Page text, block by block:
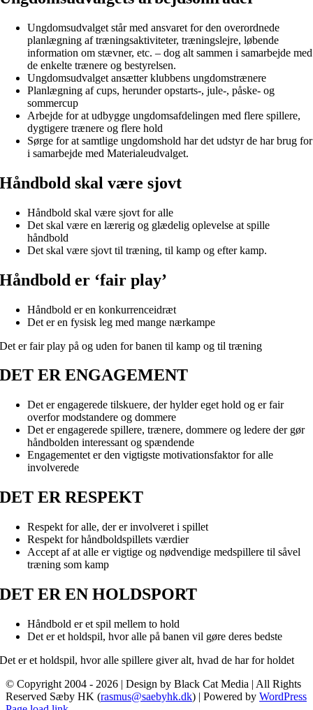
Ungdomsudvalget står med ansvaret for den overordnede
planlægning af træningsaktiviteter, træningslejre, løbende
information om stævner, etc. – dog alt sammen i samarbejde med
de enkelte trænere og bestyrelsen.
Ungdomsudvalget ansætter klubbens ungdomstrænere
Planlægning af cups, herunder opstarts-, jule-, påske- og
sommercup
Arbejde for at udbygge ungdomsafdelingen med flere spillere,
dygtigere trænere og flere hold
Sørge for at samtlige ungdomshold har det udstyr de har brug for
i samarbejde med Materialeudvalget.
Håndbold skal være sjovt
Håndbold skal være sjovt for alle
Det skal være en lærerig og glædelig oplevelse at spille
håndbold
Det skal være sjovt til træning, til kamp og efter kamp.
Håndbold er ‘fair play’
Håndbold er en konkurrenceidræt
Det er en fysisk leg med mange nærkampe
Det er fair play på og uden for banen til kamp og til træning
DET ER ENGAGEMENT
Det er engagerede tilskuere, der hylder eget hold og er fair
overfor modstandere og dommere
Det er engagerede spillere, trænere, dommere og ledere der gør
håndbolden interessant og spændende
Engagementet er den vigtigste motivationsfaktor for alle
involverede
DET ER RESPEKT
Respekt for alle, der er involveret i spillet
Respekt for håndboldspillets værdier
Accept af at alle er vigtige og nødvendige medspillere til såvel
træning som kamp
DET ER EN HOLDSPORT
Håndbold er et spil mellem to hold
Det er et holdspil, hvor alle på banen vil gøre deres bedste
Det er et holdspil, hvor alle spillere giver alt, hvad de har for holdet
© Copyright 2004 - 2026 | Design by Black Cat Media | All Rights
Reserved Sæby HK (rasmus@saebyhk.dk) | Powered by WordPress